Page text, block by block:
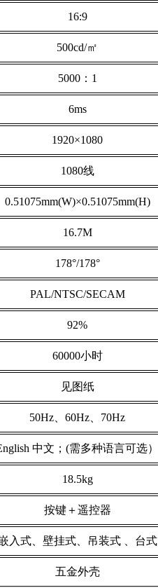
16:9
500cd/㎡
5000：1
6ms
1920×1080
1080线
0.51075mm(W)×0.51075mm(H)
16.7M
178°/178°
PAL/NTSC/SECAM
92%
60000小时
见图纸
50Hz、60Hz、70Hz
中文；(需多种语言可选）
18.5kg
按键＋遥控器
入式、壁挂式、吊装式 、台式
五金外壳